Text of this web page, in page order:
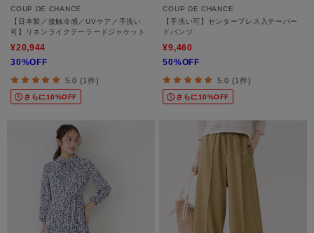
COUP DE CHANCE
【日本製／接触冷感／UVケア／手洗い
可】リネンライクテーラードジャケット
¥20,944
30%OFF
5.0 (1件)
さらに10%OFF
COUP DE CHANCE
【手洗い可】センタープレス入テーパー
ドパンツ
¥9,460
50%OFF
5.0 (1件)
さらに10%OFF